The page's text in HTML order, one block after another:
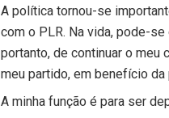
A política tornou-se
com o PLR. Na vida, pode-
portanto, de continuar o
meu partido, em benefício da
A minha função é para ser